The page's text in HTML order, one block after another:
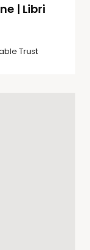
| Libri
Trust